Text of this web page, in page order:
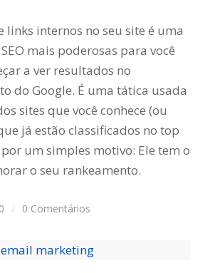
links internos no seu site é uma
mais poderosas para você
a ver resultados no
do Google. É uma tática usada
sites que você conhece (ou
já estão classificados no top
um simples motivo: Ele tem o
o seu rankeamento.
/ 0 Comentários